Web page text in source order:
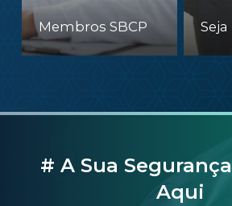
Membros SBCP
# A Sua
Aqui